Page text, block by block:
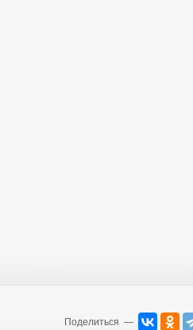
Поделиться —